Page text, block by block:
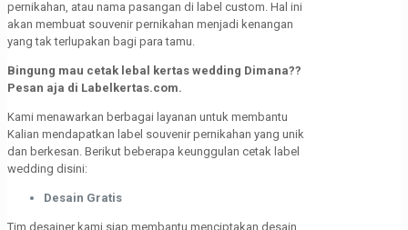
pernikahan, atau nama pasangan di label custom. Hal ini
akan membuat souvenir pernikahan menjadi kenangan
yang tak terlupakan bagi para tamu.
Bingung mau cetak lebal kertas wedding Dimana??
Pesan aja di Labelkertas.com.
Kami menawarkan berbagai layanan untuk membantu
Kalian mendapatkan label souvenir pernikahan yang unik
dan berkesan. Berikut beberapa keunggulan cetak label
wedding disini:
Desain Gratis
Tim desainer kami siap membantu menciptakan desain